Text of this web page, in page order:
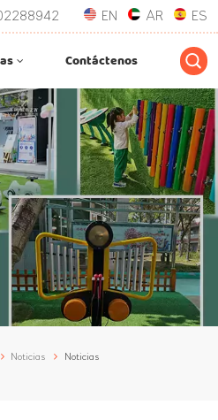
EN AR ES
Contáctenos
Noticias Noticias